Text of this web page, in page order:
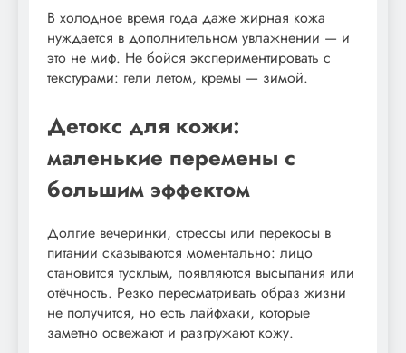
В холодное время года даже жирная кожа
нуждается в дополнительном увлажнении — и
это не миф. Не бойся экспериментировать с
текстурами: гели летом, кремы — зимой.
Детокс для кожи:
маленькие перемены с
большим эффектом
Долгие вечеринки, стрессы или перекосы в
питании сказываются моментально: лицо
становится тусклым, появляются высыпания или
отёчность. Резко пересматривать образ жизни
не получится, но есть лайфхаки, которые
заметно освежают и разгружают кожу.